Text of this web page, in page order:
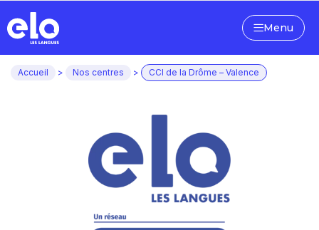
Menu
Accueil > Nos centres > CCI de la Drôme – Valence